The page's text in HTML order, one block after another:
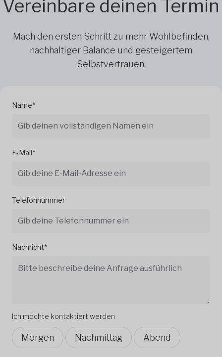
Vereinbare deinen Termin
Mach den ersten Schritt zu mehr Wohlbefinden,
nachhaltiger Balance und gesteigertem
Selbstvertrauen.
Name*
E-Mail*
Telefonnummer
Nachricht*
Ich möchte kontaktiert werden
Morgen Nachmittag Abend